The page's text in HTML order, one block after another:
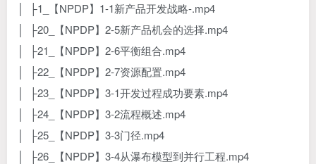
│ ├1_【NPDP】1-1新产品开发战略-.mp4
│ ├20_【NPDP】2-5新产品机会的选择.mp4
│ ├21_【NPDP】2-6平衡组合.mp4
│ ├22_【NPDP】2-7资源配置.mp4
│ ├23_【NPDP】3-1开发过程成功要素.mp4
│ ├24_【NPDP】3-2流程概述.mp4
│ ├25_【NPDP】3-3门径.mp4
│ ├26_【NPDP】3-4从瀑布模型到并行工程.mp4